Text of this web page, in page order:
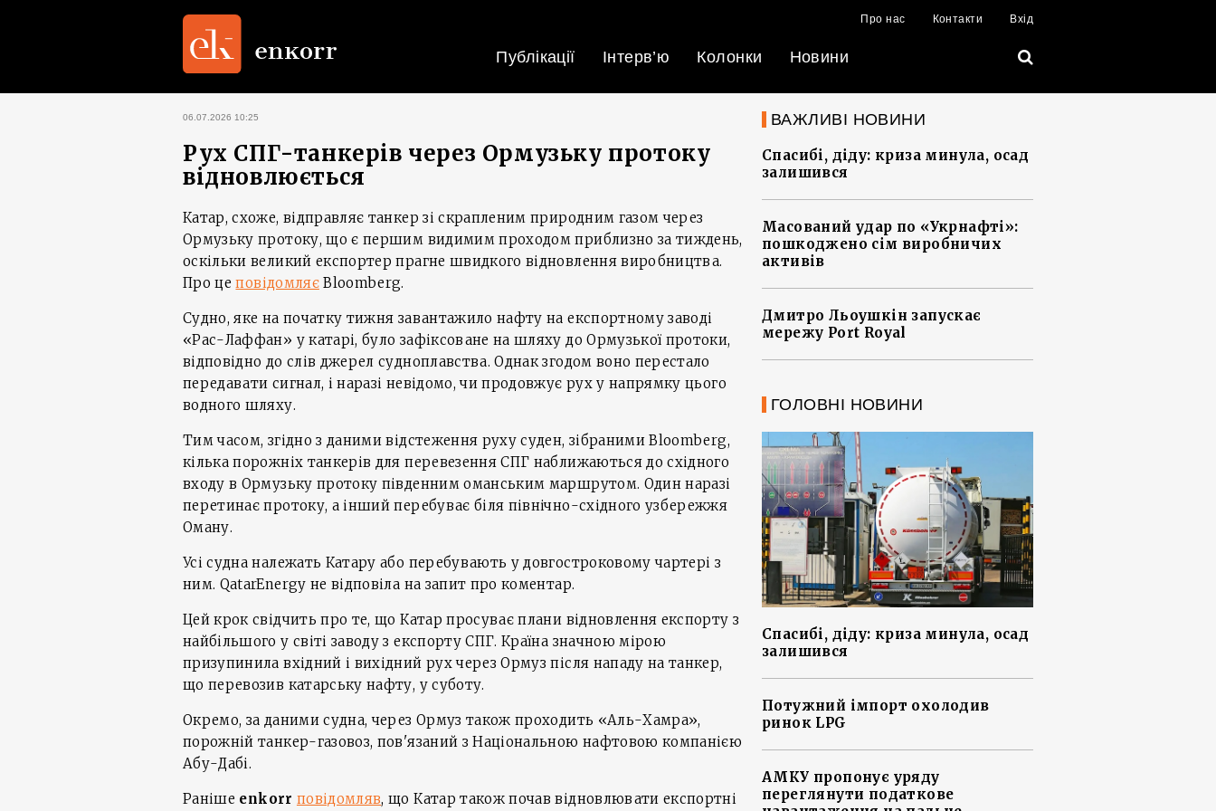
Про нас Контакти Вхід
Публікації Інтерв’ю Колонки Новини
06.07.2026 10:25
Рух СПГ-танкерів через Ормузьку протоку
відновлюється
Катар, схоже, відправляє танкер зі скрапленим природним газом через
Ормузьку протоку, що є першим видимим проходом приблизно за тиждень,
оскільки великий експортер прагне швидкого відновлення виробництва.
Про цеповідомляєBloomberg.
Судно, яке на початку тижня завантажило нафту на експортному заводі
«Рас-Лаффан» у катарі, було зафіксоване на шляху до Ормузької протоки,
відповідно до слів джерел судноплавства. Однак згодом воно перестало
передавати сигнал, і наразі невідомо, чи продовжує рух у напрямку цього
водного шляху.
Тим часом, згідно з даними відстеження руху суден, зібраними Bloomberg,
кілька порожніх танкерів для перевезення СПГ наближаються до східного
входу в Ормузьку протоку південним оманським маршрутом. Один наразі
перетинає протоку, а інший перебуває біля північно-східного узбережжя
Оману.
Усі судна належать Катару або перебувають у довгостроковому чартері з
ним. QatarEnergy не відповіла на запит про коментар.
Цей крок свідчить про те, що Катар просуває плани відновлення експорту з
найбільшого у світі заводу з експорту СПГ. Країна значною мірою
призупинила вхідний і вихідний рух через Ормуз після нападу на танкер,
що перевозив катарську нафту, у суботу.
Окремо, за даними судна, через Ормуз також проходить «Аль-Хамра»,
порожній танкер-газовоз, пов'язаний з Національною нафтовою компанією
Абу-Дабі.
Раніше enkorr повідомляв, що Катар також почав відновлювати експортні
ВАЖЛИВІ НОВИНИ
Спасибі, діду: криза минула, осад
залишився
Масований удар по «Укрнафті»:
пошкоджено сім виробничих
активів
Дмитро Льоушкін запускає
мережу Port Royal
ГОЛОВНІ НОВИНИ
Спасибі, діду: криза минула, осад
залишився
Потужний імпорт охолодив
ринок LPG
АМКУ пропонує уряду
переглянути податкове